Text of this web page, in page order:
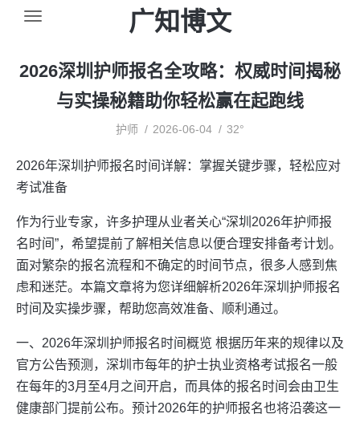
广知博文
2026深圳护师报名全攻略：权威时间揭秘
与实操秘籍助你轻松赢在起跑线
护师 2026-06-04 32°
2026年深圳护师报名时间详解：掌握关键步骤，轻松应对
考试准备
作为行业专家，许多护理从业者关心“深圳2026年护师报
名时间”，希望提前了解相关信息以便合理安排备考计划。
面对繁杂的报名流程和不确定的时间节点，很多人感到焦
虑和迷茫。本篇文章将为您详细解析2026年深圳护师报名
时间及实操步骤，帮助您高效准备、顺利通过。
一、2026年深圳护师报名时间概览 根据历年来的规律以及
官方公告预测，深圳市每年的护士执业资格考试报名一般
在每年的3月至4月之间开启，而具体的报名时间会由卫生
健康部门提前公布。预计2026年的护师报名也将沿袭这一